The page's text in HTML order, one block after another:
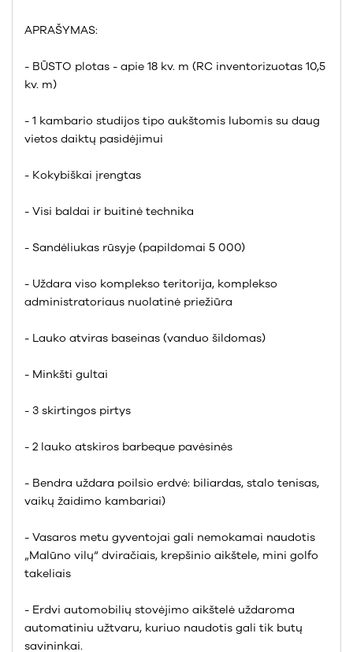
APRAŠYMAS:
- BŪSTO plotas - apie 18 kv. m (RC inventorizuotas 10,5
kv. m)
- 1 kambario studijos tipo aukštomis lubomis su daug
vietos daiktų pasidėjimui
- Kokybiškai įrengtas
- Visi baldai ir buitinė technika
- Sandėliukas rūsyje (papildomai 5 000)
- Uždara viso komplekso teritorija, komplekso
administratoriaus nuolatinė priežiūra
- Lauko atviras baseinas (vanduo šildomas)
- Minkšti gultai
- 3 skirtingos pirtys
- 2 lauko atskiros barbeque pavėsinės
- Bendra uždara poilsio erdvė: biliardas, stalo tenisas,
vaikų žaidimo kambariai)
- Vasaros metu gyventojai gali nemokamai naudotis
„Malūno vilų“ dviračiais, krepšinio aikštele, mini golfo
takeliais
- Erdvi automobilių stovėjimo aikštelė uždaroma
automatiniu užtvaru, kuriuo naudotis gali tik butų
savininkai.